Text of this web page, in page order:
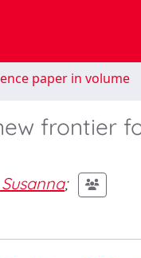
paper in volume
frontier
;